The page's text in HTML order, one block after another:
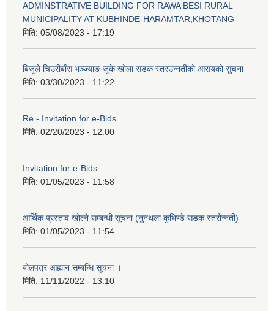
ADMINSTRATIVE BUILDING FOR RAWA BESI RURAL
MUNICIPALITY AT KUBHINDE-HARAMTAR,KHOTANG
मिति: 05/08/2023 - 17:19
बिजुले चिउरीबाँस भञ्ज्याङ जुके खोला सडक स्तरउन्नतीको आसयको सुचना
मिति: 03/30/2023 - 11:22
Re - Invitation for e-Bids
मिति: 02/20/2023 - 12:00
Invitation for e-Bids
मिति: 01/05/2023 - 11:58
आर्थिक प्रस्ताव खोल्ने सम्बन्धी सूचना (नुनथला कुभिण्डे सडक स्तरोन्नती)
मिति: 01/05/2023 - 11:54
बोलपत्र आह्यान सम्बन्धि सूचना ।
मिति: 11/11/2022 - 13:10